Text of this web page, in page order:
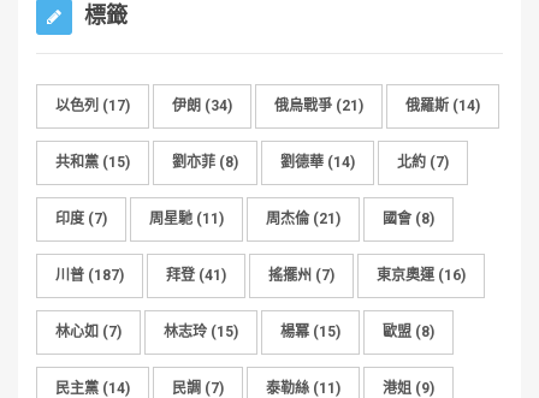
標籤
以色列 (17) 伊朗 (34) 俄烏戰爭 (21) 俄羅斯 (14)
共和黨 (15) 劉亦菲 (8) 劉德華 (14) 北約 (7)
印度 (7) 周星馳 (11) 周杰倫 (21) 國會 (8)
川普 (187) 拜登 (41) 搖擺州 (7) 東京奧運 (16)
林心如 (7) 林志玲 (15) 楊冪 (15) 歐盟 (8)
民主黨 (14) 民調 (7) 泰勒絲 (11) 港姐 (9)